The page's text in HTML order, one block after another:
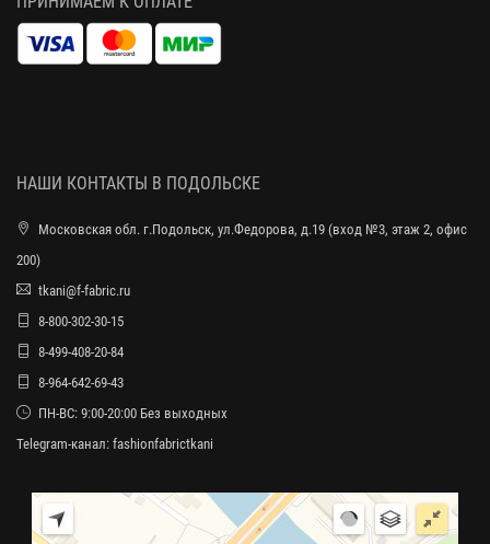
НАШИ КОНТАКТЫ В ПОДОЛЬСКЕ
Московская обл. г.Подольск, ул.Федорова, д.19 (вход №3, этаж 2, офис
200)
tkani@f-fabric.ru
8-800-302-30-15
8-499-408-20-84
8-964-642-69-43
ПН-ВС: 9:00-20:00 Без выходных
Telegram-канал: fashionfabrictkani